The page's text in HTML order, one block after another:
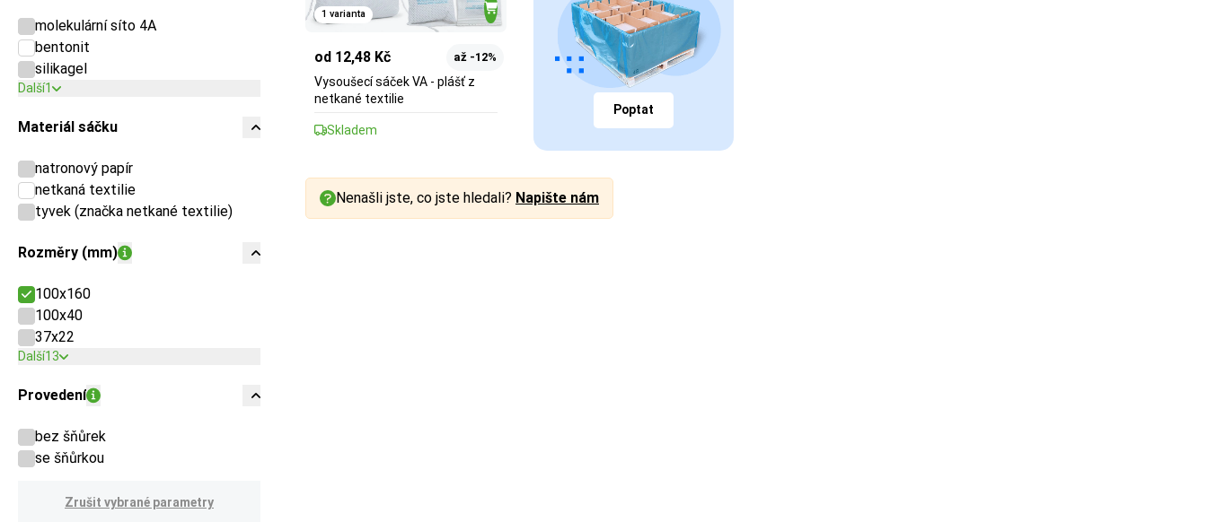
molekulární síto 4A
bentonit
silikagel
Další1
Materiál sáčku
natronový papír
netkaná textilie
tyvek (značka netkané textilie)
Rozměry (mm)
100x160
100x40
37x22
Další13
Provedení
bez šňůrek
se šňůrkou
Zrušit vybrané parametry
1 varianta
od 12,48 Kč až -12%
Vysoušecí sáček VA - plášť z
netkané textilie
Skladem
Poptat
Nenašli jste, co jste hledali? Napište nám